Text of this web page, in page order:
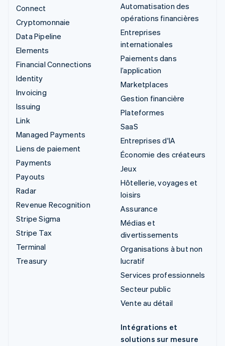
Connect
Cryptomonnaie
Data Pipeline
Elements
Financial Connections
Identity
Invoicing
Issuing
Link
Managed Payments
Liens de paiement
Payments
Payouts
Radar
Revenue Recognition
Stripe Sigma
Stripe Tax
Terminal
Treasury
Automatisation des
opérations financières
Entreprises
internationales
Paiements dans
l’application
Marketplaces
Gestion financière
Plateformes
SaaS
Entreprises d'IA
Économie des créateurs
Jeux
Hôtellerie, voyages et
loisirs
Assurance
Médias et
divertissements
Organisations à but non
lucratif
Services professionnels
Secteur public
Vente au détail
Intégrations et
solutions sur mesure